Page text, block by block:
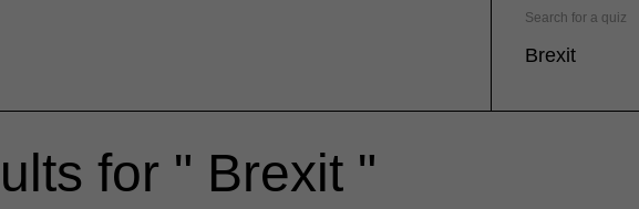
Search for a quiz
for " Brexit "